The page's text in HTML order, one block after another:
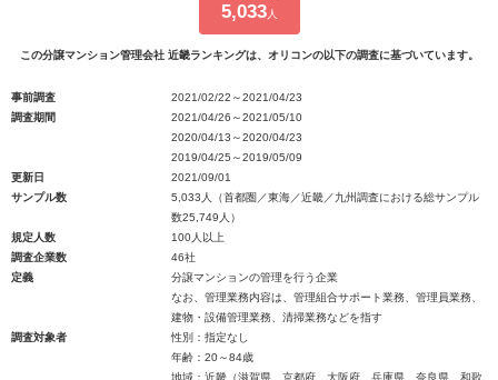
5,033人
この分譲マンション管理会社 近畿ランキングは、オリコンの以下の調査に基づいています。
事前調査
2021/02/22～2021/04/23
調査期間
2021/04/26～2021/05/10
2020/04/13～2020/04/23
2019/04/25～2019/05/09
更新日
2021/09/01
サンプル数
5,033人（首都圏／東海／近畿／九州調査における総サンプル
数25,749人）
規定人数
100人以上
調査企業数
46社
定義
分譲マンションの管理を行う企業
なお、管理業務内容は、管理組合サポート業務、管理員業務、
建物・設備管理業務、清掃業務などを指す
調査対象者
性別：指定なし
年齢：20～84歳
地域：近畿（滋賀県、京都府、大阪府、兵庫県、奈良県、和歌